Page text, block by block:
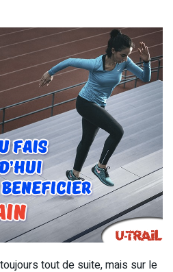
tout de suite, mais sur le